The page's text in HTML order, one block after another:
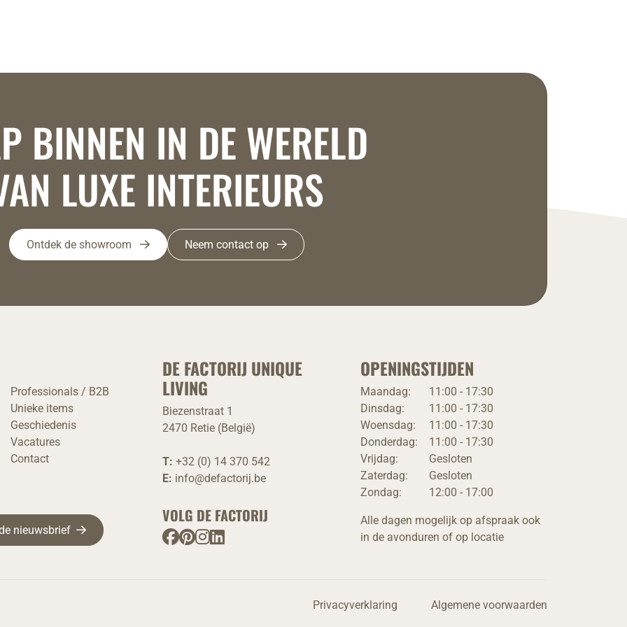
BINNEN IN DE WERELD
LUXE INTERIEURS
Ontdek de showroom Neem contact op
Professionals / B2B
Unieke items
Geschiedenis
Vacatures
Contact
nieuwsbrief
DE FACTORIJ UNIQUE
LIVING
Biezenstraat 1
2470 Retie (België)
T: +32 (0) 14 370 542
E: info@defactorij.be
VOLG DE FACTORIJ
OPENINGSTIJDEN
Maandag:
Dinsdag:
Woensdag:
Donderdag:
Vrijdag:
Zaterdag:
Zondag:
11:00 - 17:30
11:00 - 17:30
11:00 - 17:30
11:00 - 17:30
Gesloten
Gesloten
12:00 - 17:00
Alle dagen mogelijk op afspraak ook
in de avonduren of op locatie
Privacyverklaring Algemene voorwaarden